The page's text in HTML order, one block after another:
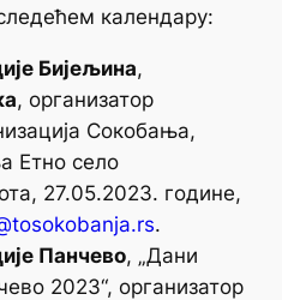
календару:
Бијељина,
, организатор
Сокобања,
Етно село
27.05.2023. године,
.
Панчево, „Дани
2023“, организатор